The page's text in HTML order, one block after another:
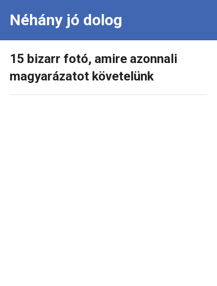
Néhány jó dolog
15 bizarr fotó, amire azonnali
magyarázatot követelünk